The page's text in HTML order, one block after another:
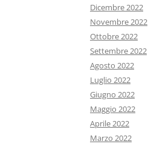
Dicembre 2022
Novembre 2022
Ottobre 2022
Settembre 2022
Agosto 2022
Luglio 2022
Giugno 2022
Maggio 2022
Aprile 2022
Marzo 2022